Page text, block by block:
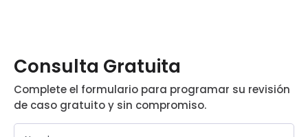
Consulta Gratuita
Complete el formulario para programar su revisión
de caso gratuito y sin compromiso.